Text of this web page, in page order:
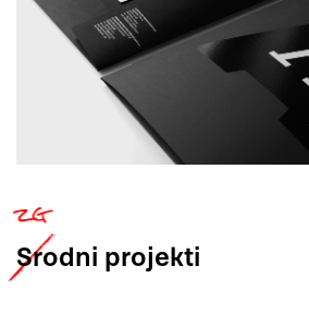
Srodni projekti